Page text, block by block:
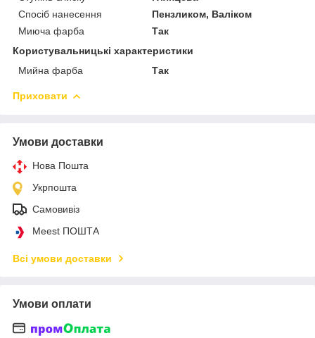
Спосіб нанесення
Пензликом, Валіком
Миюча фарба
Так
Користувальницькі характеристики
Мийна фарба
Так
Приховати
Умови доставки
Нова Пошта
Укрпошта
Самовивіз
Meest ПОШТА
Всі умови доставки
Умови оплати